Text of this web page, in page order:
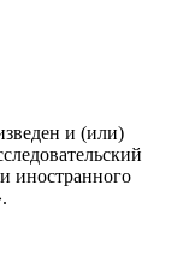
и (или)
иностранного